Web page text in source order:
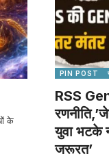
के
PIN POST
RSS
युवा भटके
जरूरत’